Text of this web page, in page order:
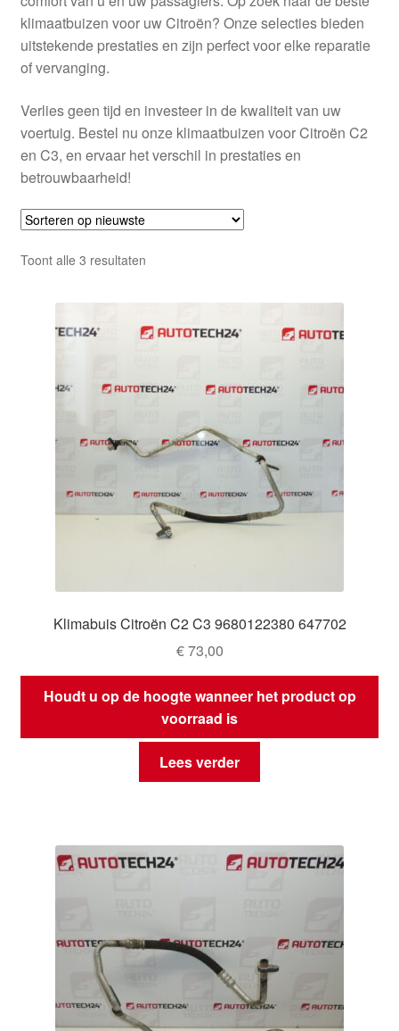
Winkelwagen
klimaatbuizen voor uw Citroën? Onze selecties bieden
uitstekende prestaties en zijn perfect voor elke reparatie
of vervanging.
Verlies geen tijd en investeer in de kwaliteit van uw
voertuig. Bestel nu onze klimaatbuizen voor Citroën C2
en C3, en ervaar het verschil in prestaties en
betrouwbaarheid!
Toont alle 3 resultatenGesorteerd
nieuwste
Klimabuis Citroën C2 C3 9680122380 647702
€73,00
Houdt u op de hoogte wanneer het product op
voorraad is
Lees verder